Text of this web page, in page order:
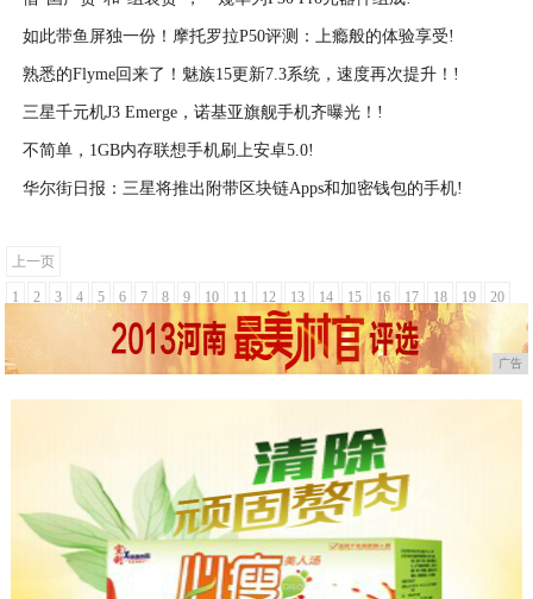
2021-02-25
如此带鱼屏独一份！摩托罗拉P50评测：上瘾般的体验享受!
2021-02-25
熟悉的Flyme回来了！魅族15更新7.3系统，速度再次提升！!
2021-02-25
三星千元机J3 Emerge，诺基亚旗舰手机齐曝光！!
不简单，1GB内存联想手机刷上安卓5.0!
2021-02-25
华尔街日报：三星将推出附带区块链Apps和加密钱包的手机!
上一页
1 2 3 4 5 6 7 8 9 10 11 12 13 14 15 16 17 18 19 20
广告